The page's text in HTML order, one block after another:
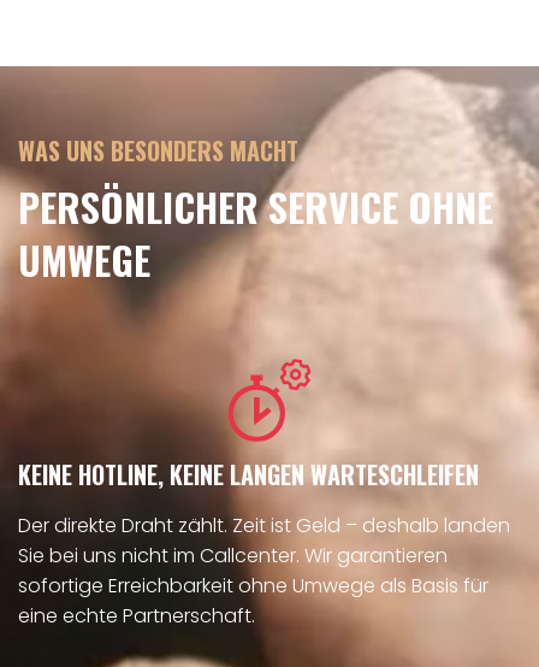
WAS UNS BESONDERS MACHT
PERSÖNLICHER SERVICE OHNE
UMWEGE
KEINE HOTLINE, KEINE LANGEN WARTESCHLEIFEN
Der direkte Draht zählt. Zeit ist Geld – deshalb landen
Sie bei uns nicht im Callcenter. Wir garantieren
sofortige Erreichbarkeit ohne Umwege als Basis für
eine echte Partnerschaft.